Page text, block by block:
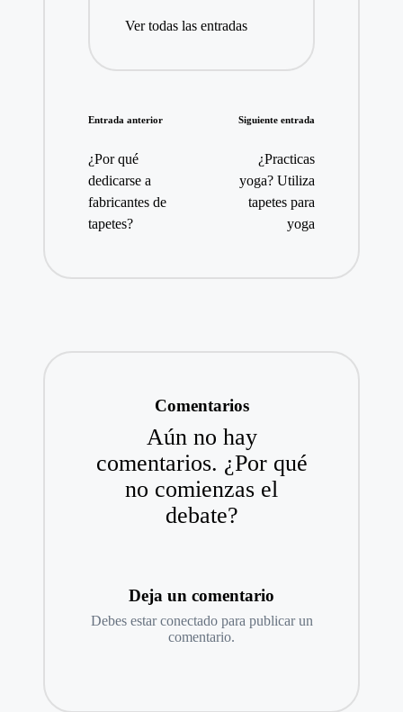
Ver todas las entradas
Navegación
de
entradas
Entrada anterior
¿Por qué
dedicarse a
fabricantes de
tapetes?
Siguiente entrada
¿Practicas
yoga? Utiliza
tapetes para
yoga
Comentarios
Aún no hay
comentarios. ¿Por qué
no comienzas el
debate?
Deja un comentario
Debes estarconectadopara publicar un
comentario.